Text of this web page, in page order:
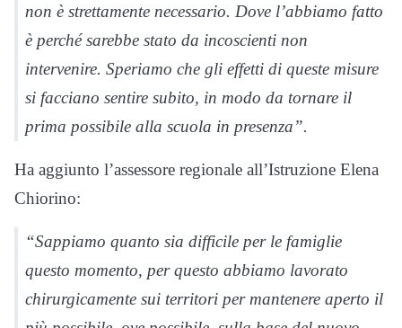
non è strettamente necessario. Dove l’abbiamo fatto
è perché sarebbe stato da incoscienti non
intervenire. Speriamo che gli effetti di queste misure
si facciano sentire subito, in modo da tornare il
prima possibile alla scuola in presenza”.
Ha aggiunto l’assessore regionale all’Istruzione Elena
Chiorino:
“Sappiamo quanto sia difficile per le famiglie
questo momento, per questo abbiamo lavorato
chirurgicamente sui territori per mantenere aperto il